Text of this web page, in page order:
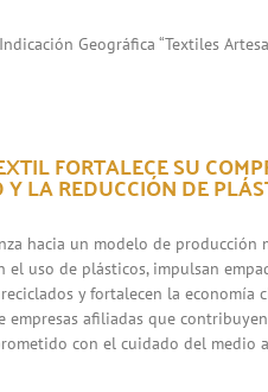
Geográfica “Textiles
FORTALECE SU
LA REDUCCIÓN DE
hacia un modelo de producción
el uso de plásticos, impulsan
y fortalecen la economía
empresas afiliadas que
con el cuidado del medio